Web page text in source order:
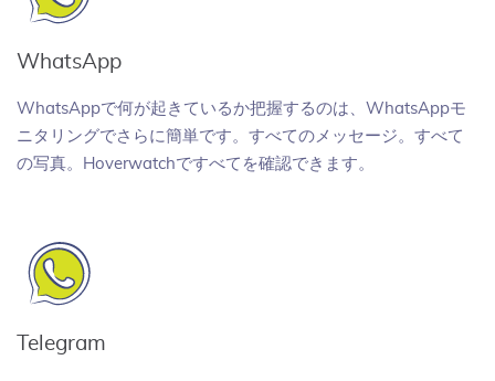
WhatsApp
WhatsAppで何が起きているか把握するのは、WhatsAppモ
ニタリングでさらに簡単です。すべてのメッセージ。すべて
の写真。Hoverwatchですべてを確認できます。
Telegram